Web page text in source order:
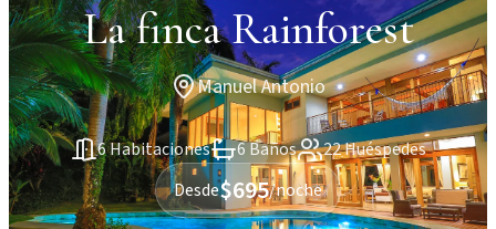
La finca Rainforest
Manuel Antonio
6 Habitaciones 6 Baños
22 Huéspedes
Desde$695/noche